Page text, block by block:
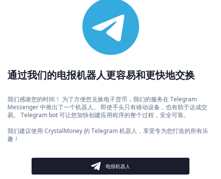
通过我们的电报机器人更容易和更快地交换
我们感谢您的时间！ 为了方便您兑换电子货币，我们的服务在 Telegram
Messenger 中推出了一个机器人。 即使手头只有移动设备，也有助于达成交
易。 Telegram bot 可让您加快创建应用程序的整个过程，安全可靠。
我们建议使用 CrystalMoney 的 Telegram 机器人，享受专为您打造的所有乐
趣！
电报机器人